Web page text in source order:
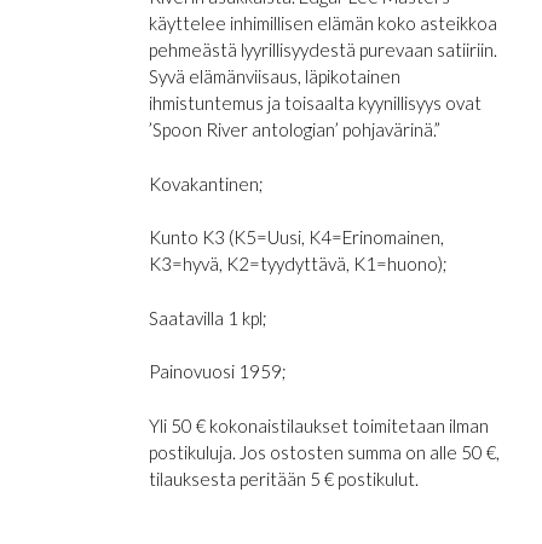
käyttelee inhimillisen elämän koko asteikkoa
pehmeästä lyyrillisyydestä purevaan satiiriin.
Syvä elämänviisaus, läpikotainen
ihmistuntemus ja toisaalta kyynillisyys ovat
’Spoon River antologian’ pohjavärinä.”
Kovakantinen;
Kunto K3 (K5=Uusi, K4=Erinomainen,
K3=hyvä, K2=tyydyttävä, K1=huono);
Saatavilla 1 kpl;
Painovuosi 1959;
Yli 50 € kokonaistilaukset toimitetaan ilman
postikuluja. Jos ostosten summa on alle 50 €,
tilauksesta peritään 5 € postikulut.